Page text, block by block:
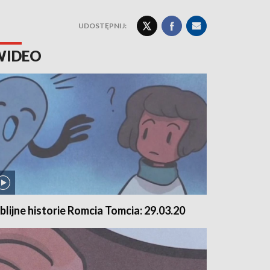
UDOSTĘPNIJ:
historie Romcia Tomcia: 29.03.20